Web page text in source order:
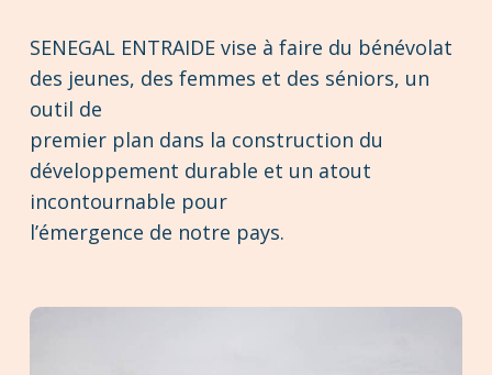
SENEGAL ENTRAIDE vise à faire du bénévolat
des jeunes, des femmes et des séniors, un
outil de
premier plan dans la construction du
développement durable et un atout
incontournable pour
l’émergence de notre pays.